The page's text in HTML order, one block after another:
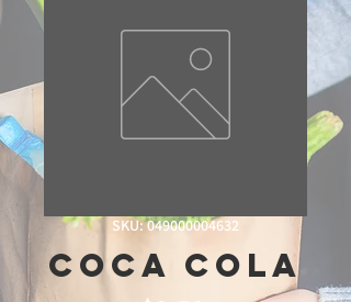
SKU: 049000004632
Coca Cola